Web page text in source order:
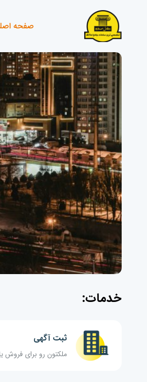
صفحه
خدمات:
ثبت آگهی
ملکتون رو برای فروش